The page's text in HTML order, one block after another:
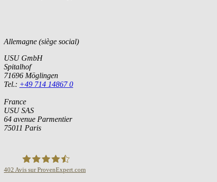
Allemagne (siège social)
USU GmbH
Spitalhof
71696 Möglingen
Tel.: +49 714 14867 0
France
USU SAS
64 avenue Parmentier
75011 Paris
402 Avis sur ProvenExpert.com